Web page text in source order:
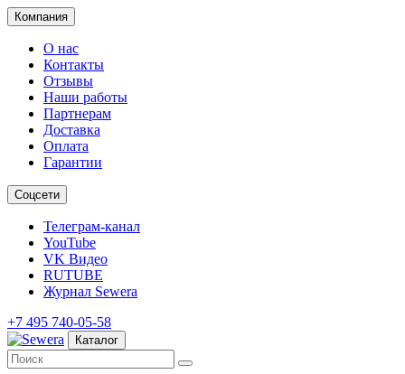
Компания
О нас
Контакты
Отзывы
Наши работы
Партнерам
Доставка
Оплата
Гарантии
Соцсети
Телеграм-канал
YouTube
VK Видео
RUTUBE
Журнал Sewera
+7 495 740-05-58
Каталог